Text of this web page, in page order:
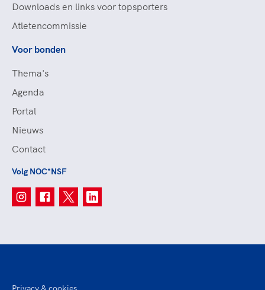
Downloads en links voor topsporters
Atletencommissie
Voor bonden
Thema's
Agenda
Portal
Nieuws
Contact
Volg NOC*NSF